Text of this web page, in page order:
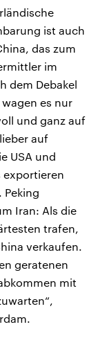
ist auch
das zum
im
dem Debakel
es nur
und ganz auf
auf
USA und
exportieren
Peking
Iran: Als die
trafen,
verkaufen.
geratenen
mit